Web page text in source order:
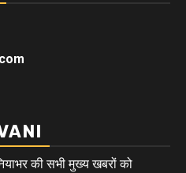
की सभी मुख्य खबरों को